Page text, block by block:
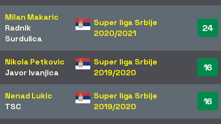
Milan Makaric
Radnik
Surdulica
Super liga Srbije
2020/2021
24
Nikola Petkovic
Javor Ivanjica
Super liga Srbije
2019/2020
16
Nenad Lukic
TSC
Super liga Srbije
2019/2020
16